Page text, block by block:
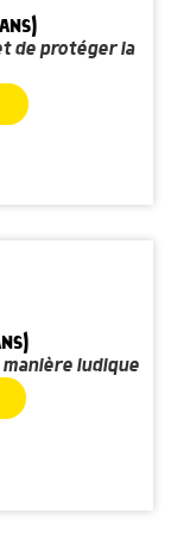
de protéger la
ludique